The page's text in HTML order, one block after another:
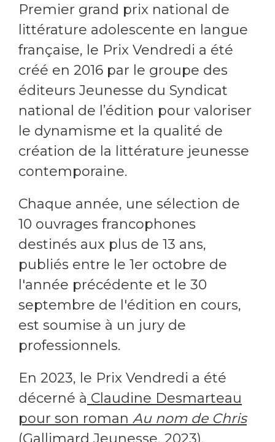
Premier grand prix national de
littérature adolescente en langue
française, le Prix Vendredi a été
créé en 2016 par le groupe des
éditeurs Jeunesse du Syndicat
national de l’édition pour valoriser
le dynamisme et la qualité de
création de la littérature jeunesse
contemporaine.
Chaque année, une sélection de
10 ouvrages francophones
destinés aux plus de 13 ans,
publiés entre le 1er octobre de
l'année précédente et le 30
septembre de l'édition en cours,
est soumise à un jury de
professionnels.
En 2023, le Prix Vendredi a été
décerné à Claudine Desmarteau
pour son roman Au nom de Chris
(Gallimard Jeunesse, 2023).